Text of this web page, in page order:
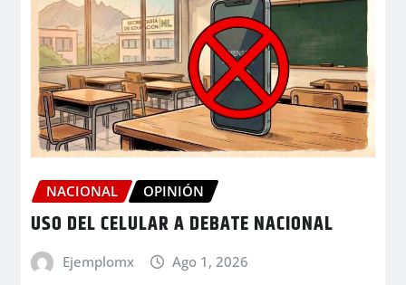
NACIONAL OPINIÓN
USO DEL CELULAR A DEBATE NACIONAL
Ejemplomx Ago 1, 2026